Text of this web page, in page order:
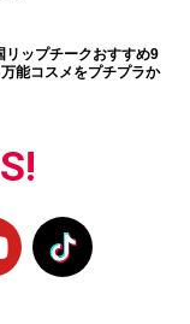
リップチークおすすめ9
能コスメをプチプラか